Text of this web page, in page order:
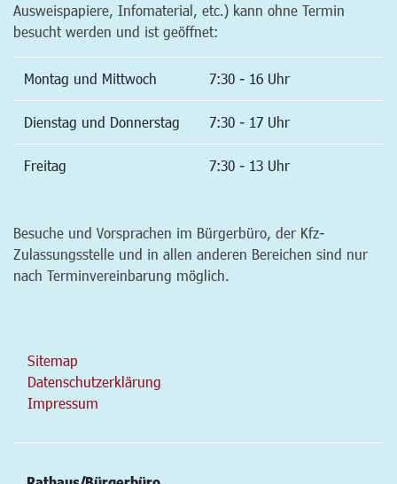
Ausweispapiere, Infomaterial, etc.) kann ohne Termin
besucht werden und ist geöffnet:
Montag und Mittwoch 7:30 - 16 Uhr
Dienstag und Donnerstag 7:30 - 17 Uhr
Freitag 7:30 - 13 Uhr
Besuche und Vorsprachen im Bürgerbüro, der Kfz-
Zulassungsstelle und in allen anderen Bereichen sind nur
nach Terminvereinbarung möglich.
Sitemap
Datenschutzerklärung
Impressum